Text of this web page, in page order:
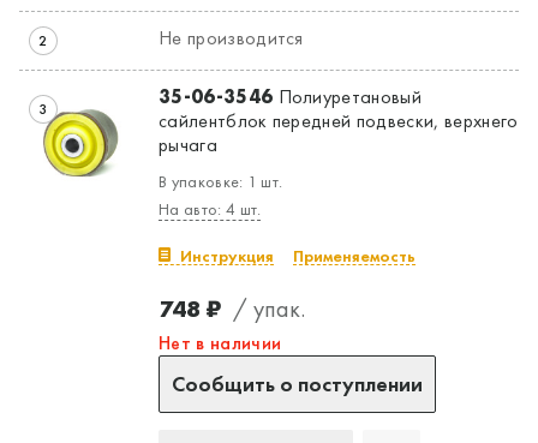
2 Не производится
3 35-06-3546 Полиуретановый
сайлентблок передней подвески, верхнего
рычага
В упаковке: 1 шт.
На авто: 4 шт.
Инструкция Применяемость
748 ₽ / упак.
Нет в наличии
Сообщить о поступлении